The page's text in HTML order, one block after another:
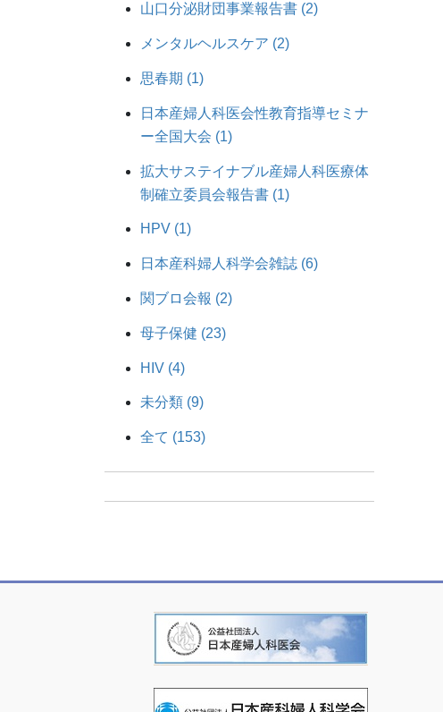
山口分泌財団事業報告書 (2)
メンタルヘルスケア (2)
思春期 (1)
日本産婦人科医会性教育指導セミナ
ー全国大会 (1)
拡大サステイナブル産婦人科医療体
制確立委員会報告書 (1)
HPV (1)
日本産科婦人科学会雑誌 (6)
関ブロ会報 (2)
母子保健 (23)
HIV (4)
未分類 (9)
全て (153)